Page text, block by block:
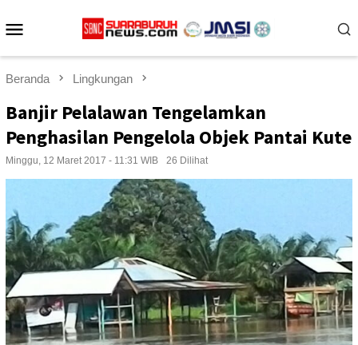
ke
Beranda Lingkungan
Banjir Pelalawan Tengelamkan
Penghasilan Pengelola Objek Pantai Kute
Minggu, 12 Maret 2017 - 11:31 WIB 26 Dilihat